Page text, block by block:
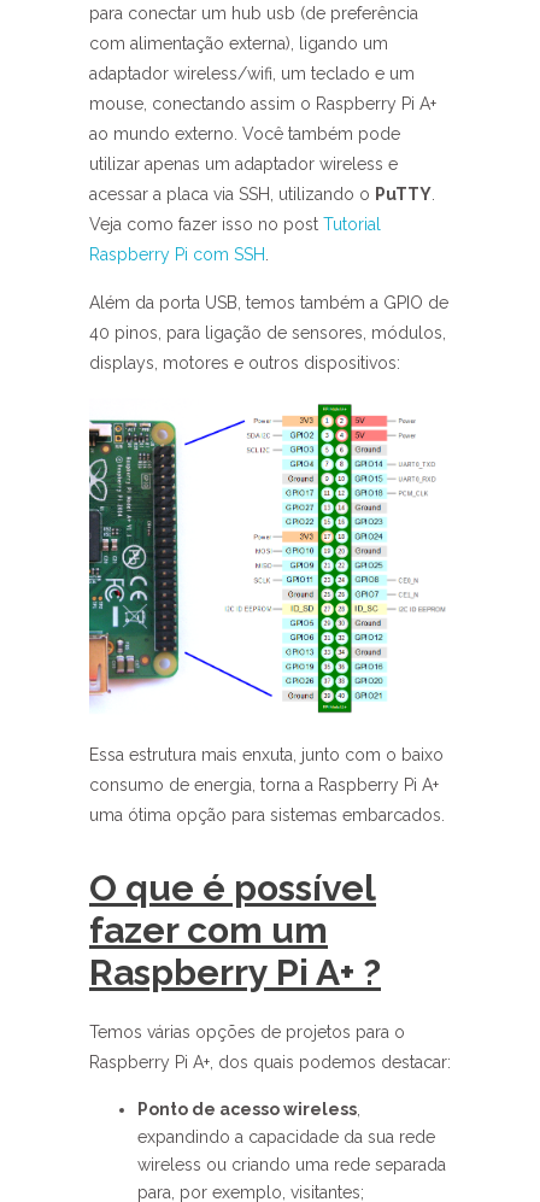
para conectar um hub usb (de preferência
com alimentação externa), ligando um
adaptador wireless/wifi, um teclado e um
mouse, conectando assim o Raspberry Pi A+
ao mundo externo. Você também pode
utilizar apenas um adaptador wireless e
acessar a placa via SSH, utilizando o PuTTY
Veja como fazer isso no post Tutorial
Raspberry Pi com SSH
Além da porta USB, temos também a GPIO de
40 pinos, para ligação de sensores, módulos,
displays, motores e outros dispositivos:
Essa estrutura mais enxuta, junto com o baixo
consumo de energia, torna a Raspberry Pi A+
uma ótima opção para sistemas embarcados.
O que é possível
fazer com um
Raspberry Pi A+ ?
Temos várias opções de projetos para o
Raspberry Pi A+, dos quais podemos destacar:
Ponto de acesso wireless
expandindo a capacidade da sua rede
wireless ou criando uma rede separada
para, por exemplo, visitantes;